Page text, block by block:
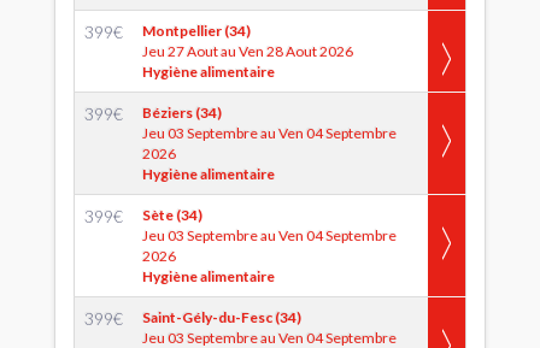
399€
Montpellier (34)
Jeu 27 Aout au Ven 28 Aout 2026
Hygiène alimentaire
399€
Béziers (34)
Jeu 03 Septembre au Ven 04 Septembre
2026
Hygiène alimentaire
399€
Sète (34)
Jeu 03 Septembre au Ven 04 Septembre
2026
Hygiène alimentaire
399€
Saint-Gély-du-Fesc (34)
Jeu 03 Septembre au Ven 04 Septembre